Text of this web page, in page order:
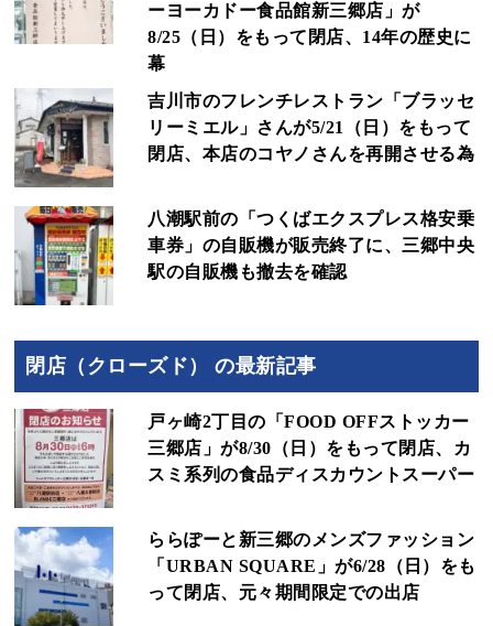
ーヨーカドー食品館新三郷店」が
8/25（日）をもって閉店、14年の歴史に
幕
吉川市のフレンチレストラン「ブラッセ
リーミエル」さんが5/21（日）をもって
閉店、本店のコヤノさんを再開させる為
八潮駅前の「つくばエクスプレス格安乗
車券」の自販機が販売終了に、三郷中央
駅の自販機も撤去を確認
閉店（クローズド） の最新記事
戸ヶ崎2丁目の「FOOD OFFストッカー
三郷店」が8/30（日）をもって閉店、カ
スミ系列の食品ディスカウントスーパー
ららぽーと新三郷のメンズファッション
「URBAN SQUARE」が6/28（日）をも
って閉店、元々期間限定での出店